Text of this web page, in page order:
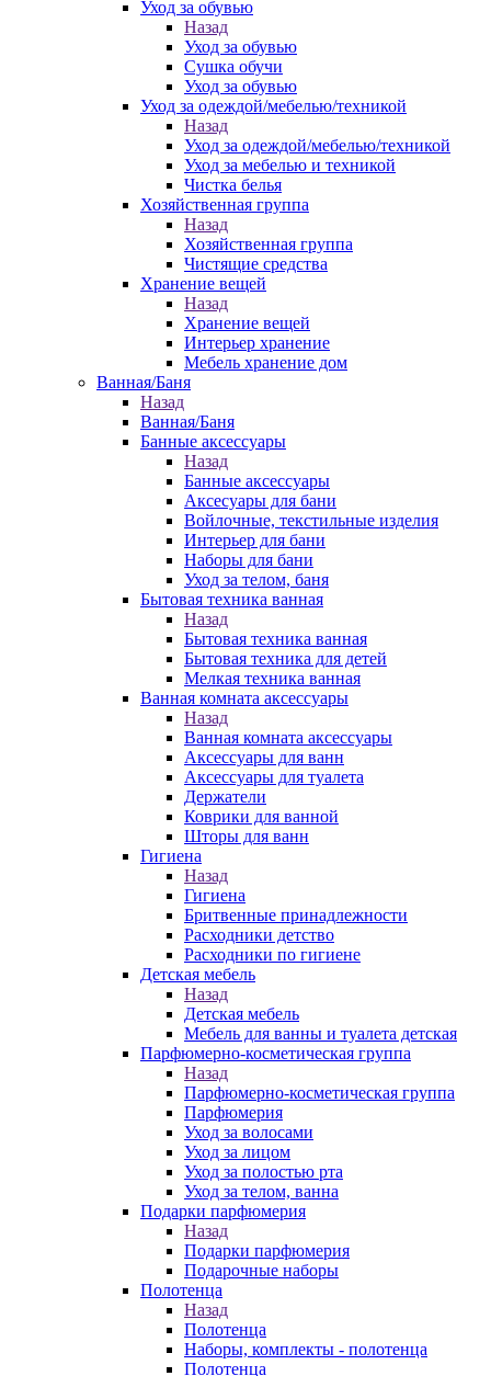
Уход за обувью
Назад
Уход за обувью
Сушка обучи
Уход за обувью
Уход за одеждой/мебелью/техникой
Назад
Уход за одеждой/мебелью/техникой
Уход за мебелью и техникой
Чистка белья
Хозяйственная группа
Назад
Хозяйственная группа
Чистящие средства
Хранение вещей
Назад
Хранение вещей
Интерьер хранение
Мебель хранение дом
Ванная/Баня
Назад
Ванная/Баня
Банные аксессуары
Назад
Банные аксессуары
Аксесуары для бани
Войлочные, текстильные изделия
Интерьер для бани
Наборы для бани
Уход за телом, баня
Бытовая техника ванная
Назад
Бытовая техника ванная
Бытовая техника для детей
Мелкая техника ванная
Ванная комната аксессуары
Назад
Ванная комната аксессуары
Аксессуары для ванн
Аксессуары для туалета
Держатели
Коврики для ванной
Шторы для ванн
Гигиена
Назад
Гигиена
Бритвенные принадлежности
Расходники детство
Расходники по гигиене
Детская мебель
Назад
Детская мебель
Мебель для ванны и туалета детская
Парфюмерно-косметическая группа
Назад
Парфюмерно-косметическая группа
Парфюмерия
Уход за волосами
Уход за лицом
Уход за полостью рта
Уход за телом, ванна
Подарки парфюмерия
Назад
Подарки парфюмерия
Подарочные наборы
Полотенца
Назад
Полотенца
Наборы, комплекты - полотенца
Полотенца